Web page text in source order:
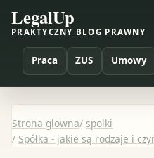
LegalUp
PRAKTYCZNY BLOG PRAWNY
Praca ZUS Umowy
Strona glowna/ spolki
/ Spółka - jakie są rodzaje i